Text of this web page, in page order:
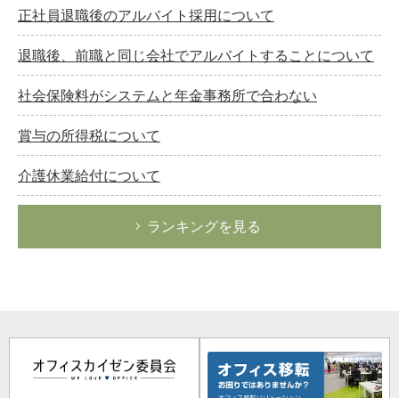
正社員退職後のアルバイト採用について
退職後、前職と同じ会社でアルバイトすることについて
社会保険料がシステムと年金事務所で合わない
賞与の所得税について
介護休業給付について
ランキングを見る